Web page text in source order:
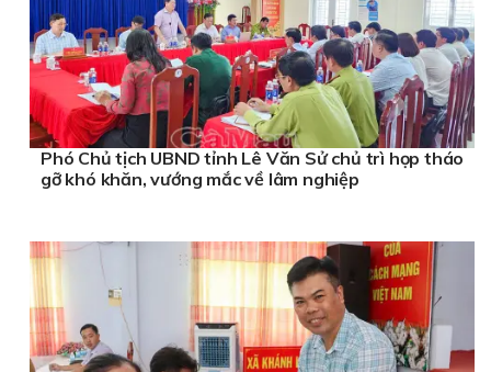
Phó Chủ tịch UBND tỉnh Lê Văn Sử chủ trì họp tháo
gỡ khó khăn, vướng mắc về lâm nghiệp